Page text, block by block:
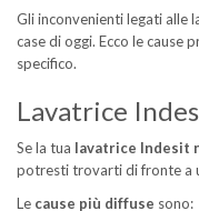
Gli inconvenienti legati alle
case di oggi. Ecco le cause
specifico.
Lavatrice
Se la tua lavatrice Indesit
potresti trovarti di fronte a
Le cause più diffuse sono: